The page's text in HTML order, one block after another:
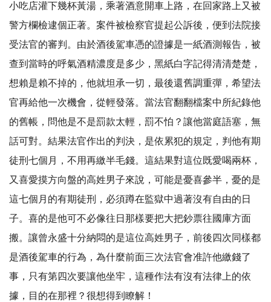
小吃店灌下幾杯黃湯，乘著酒意開車上路，在回家路上又被
警方欄檢逮個正著。案件被檢察官提起公訴後，便到法院接
受法官的審判。由於酒後駕車憑的證據是一紙酒測報告，被
查到當時的呼氣酒精濃度是多少，黑紙白字記得清清楚楚，
想賴是賴不掉的，他就坦承一切，最後還舊調重彈，希望法
官再給他一次機會，從輕發落。當法官翻翻檔案中所紀錄他
的舊帳，問他是不是罰款太輕，罰不怕？讓他當庭語塞，無
話可對。結果法官作出的判決，是依累犯的規定，判他有期
徒刑七個月，不用再繳半毛錢。這結果對這位既愛喝兩杯，
又喜愛摸方向盤的高姓男子來說，可能是憂喜參半，憂的是
這七個月的有期徒刑，必須蹲在監獄中過著沒有自由的日
子。喜的是他可不必像往日那樣要把大把鈔票往國庫方面
搬。讓曾永盛十分納悶的是這位高姓男子，前後四次同樣都
是酒後駕車的行為，為什麼前面三次法官會准許他繳錢了
事，只有第四次要讓他坐牢，這種作法有沒有法律上的依
據，目的在那裡？很想得到瞭解！